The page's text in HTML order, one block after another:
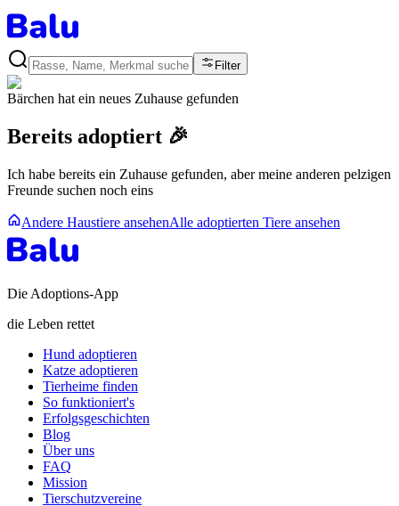
Filter
Bärchen hat ein neues Zuhause gefunden
Bereits adoptiert 🎉
Ich habe bereits ein Zuhause gefunden, aber meine anderen pelzigen
Freunde suchen noch eins
Andere Haustiere ansehenAlle adoptierten Tiere ansehen
Die Adoptions-App
die Leben rettet
Hund adoptieren
Katze adoptieren
Tierheime finden
So funktioniert's
Erfolgsgeschichten
Blog
Über uns
FAQ
Mission
Tierschutzvereine